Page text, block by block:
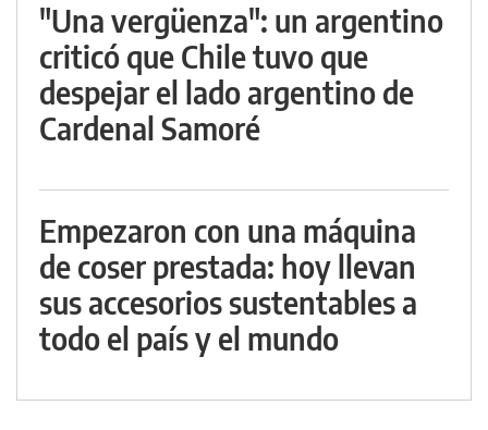
"Una vergüenza": un argentino
criticó que Chile tuvo que
despejar el lado argentino de
Cardenal Samoré
Empezaron con una máquina
de coser prestada: hoy llevan
sus accesorios sustentables a
todo el país y el mundo